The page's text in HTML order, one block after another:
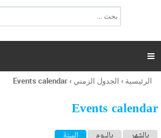
ت
ر
ل
ح
ب

أنت
هنا
الرئيسية › الجدول الزمني ›
Events calendar
Events calendar